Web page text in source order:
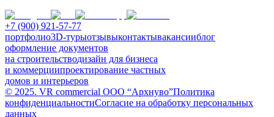
+7 (900) 921-57-77
портфолио3D-турыотзывыконтактывакансииблог
оформление документов
на строительстводизайн для бизнеса
и коммерциипроектирование частных
домов и интерьеров
© 2025. VR commercial ООО “Архнуво”Политика
конфиденциальностиСогласие на обработку персональных
данных